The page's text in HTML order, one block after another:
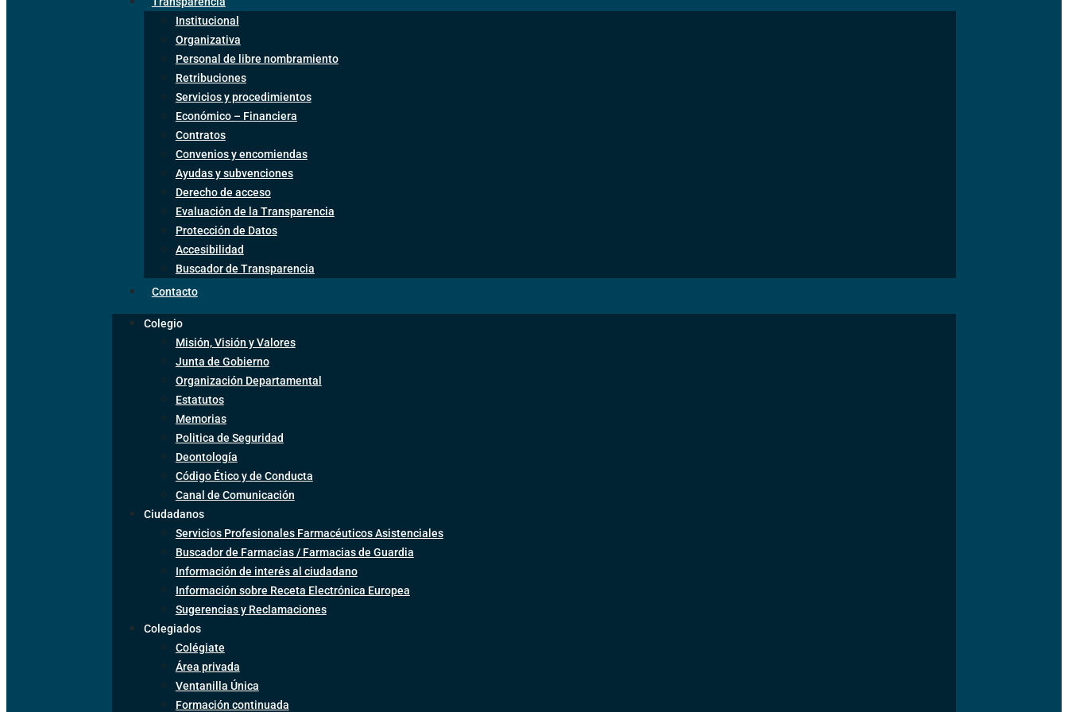
Institucional
Organizativa
Personal de libre nombramiento
Retribuciones
Servicios y procedimientos
Económico – Financiera
Contratos
Convenios y encomiendas
Ayudas y subvenciones
Derecho de acceso
Evaluación de la Transparencia
Protección de Datos
Accesibilidad
Buscador de Transparencia
Contacto
Colegio
Misión, Visión y Valores
Junta de Gobierno
Organización Departamental
Estatutos
Memorias
Politica de Seguridad
Deontología
Código Ético y de Conducta
Canal de Comunicación
Ciudadanos
Servicios Profesionales Farmacéuticos Asistenciales
Buscador de Farmacias / Farmacias de Guardia
Información de interés al ciudadano
Información sobre Receta Electrónica Europea
Sugerencias y Reclamaciones
Colegiados
Colégiate
Área privada
Ventanilla Única
Formación continuada